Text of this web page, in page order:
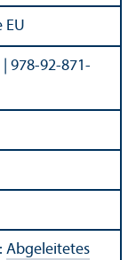
EU
978-92-871-
: Abgeleitetes